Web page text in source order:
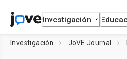
Investigación
Investigación JoVE Journal